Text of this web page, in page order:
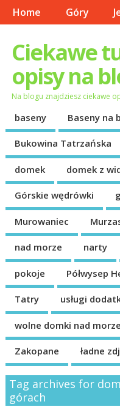
Home Góry
Ciekawe
opisy na
Na blogu znajdziesz ciekawe
baseny Baseny na
Bukowina Tatrzańska
domek domek z
Górskie wędrówki
Murowaniec
nad morze narty
pokoje Półwysep
Tatry usługi
wolne domki nad
Zakopane ładne
Tag archives for
górach